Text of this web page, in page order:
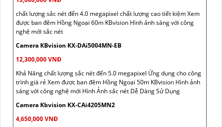
chất lượng sắc nét đến 4.0 megapixel chất lượng cao tiết kiệm Xem
được ban đêm Hồng Ngoại 60m KBvision Hình ảnh sáng với công
nghệ mới sắc nét
Camera KBvision KX-DAi5004MN-EB
12,300,000 VNĐ
Khả Năng chất lượng sắc nét đến 5.0 megapixel Ứng dụng cho công
trình giá rẻ Xem được ban đêm Hồng Ngoại 50m KBvision Hình ảnh
sáng với công nghệ mới Hình Ảnh sắc nét Dễ Dàng Sử Dụng
Camera Kbvision KX-CAi4205MN2
4,650,000 VNĐ